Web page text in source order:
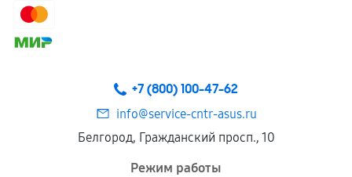
+7 (800) 100-47-62
info@service-cntr-asus.ru
Белгород, Гражданский просп., 10
Режим работы